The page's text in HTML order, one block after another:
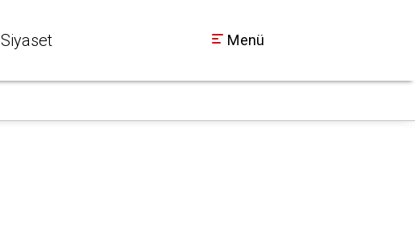
Siyaset Menü